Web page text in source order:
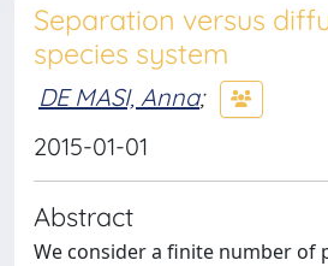
Separation versus
species system
DE MASI, Anna;
2015-01-01
Abstract
We consider a finite number of